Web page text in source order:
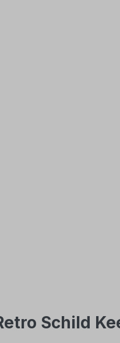
Schild